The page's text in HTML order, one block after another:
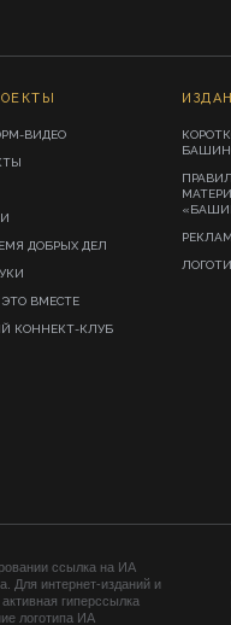
ВИДЕО
ДОБРЫХ ДЕЛ
ЭТО ВМЕСТЕ
КОННЕКТ-КЛУБ
ссылка на ИА
Для интернет-изданий и
гиперссылка
логотипа ИА